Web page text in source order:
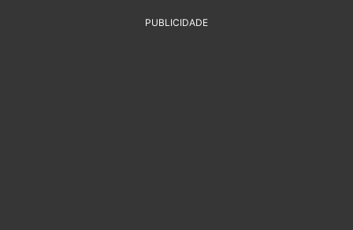
PUBLICIDADE